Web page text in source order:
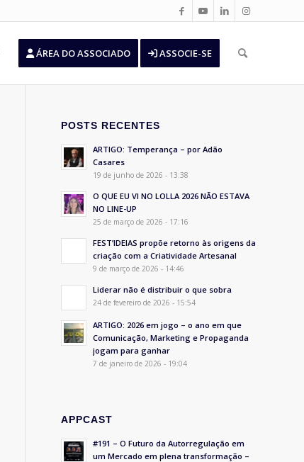
ÁREA DO ASSOCIADO ASSOCIE-SE
POSTS RECENTES
ARTIGO: Temperança – por Adão
Casares
19 de junho de 2026 - 13:38
O QUE EU VI NO LOLLA 2026 NÃO ESTAVA
NO LINE-UP
25 de março de 2026 - 17:16
FEST’IDEIAS propõe retorno às origens da
criação com a Criatividade Artesanal
9 de março de 2026 - 14:46
Liderar não é distribuir o que sobra
24 de fevereiro de 2026 - 15:54
ARTIGO: 2026 em jogo – o ano em que
Comunicação, Marketing e Propaganda
jogam para ganhar
7 de janeiro de 2026 - 19:04
APPCAST
#191 – O Futuro da Autorregulação em
um Mercado em plena transformação –